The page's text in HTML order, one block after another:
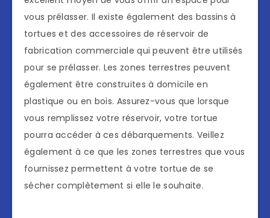
vous prélasser. Il existe également des bassins à
tortues et des accessoires de réservoir de
fabrication commerciale qui peuvent être utilisés
pour se prélasser. Les zones terrestres peuvent
également être construites à domicile en
plastique ou en bois. Assurez-vous que lorsque
vous remplissez votre réservoir, votre tortue
pourra accéder à ces débarquements. Veillez
également à ce que les zones terrestres que vous
fournissez permettent à votre tortue de se
sécher complètement si elle le souhaite.